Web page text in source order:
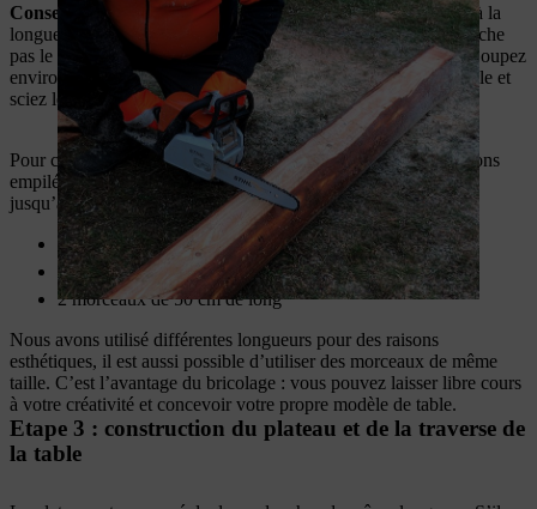
Conseil professionnel STIHL :
Quand vous coupez du bois à la
longueur souhaitée, veillez à ce que votre tronçonneuse ne touche
pas le sol, cela provoquerait une usure prématurée de l’outil. Coupez
environ les trois-quarts de la largeur du rondin, puis retournez-le et
sciez le reste de l’autre côté.
Pour construire les pieds de la table de jardin en bois, nous avons
empilé trois rondins de bois, en commençant par le plus long
jusqu’au plus court.
2 morceaux de 60 cm de long
2 morceaux de 55 cm de long
2 morceaux de 50 cm de long
Nous avons utilisé différentes longueurs pour des raisons
esthétiques, il est aussi possible d’utiliser des morceaux de même
taille. C’est l’avantage du bricolage : vous pouvez laisser libre cours
à votre créativité et concevoir votre propre modèle de table.
Etape 3 : construction du plateau et de la traverse de
la table